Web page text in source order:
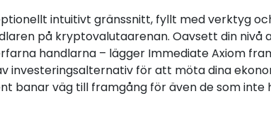
intuitivt gränssnitt, fyllt med verktyg
på kryptovalutaarenan. Oavsett din nivå
handlarna – lägger Immediate Axiom
för att möta dina
banar väg till framgång för även de som inte